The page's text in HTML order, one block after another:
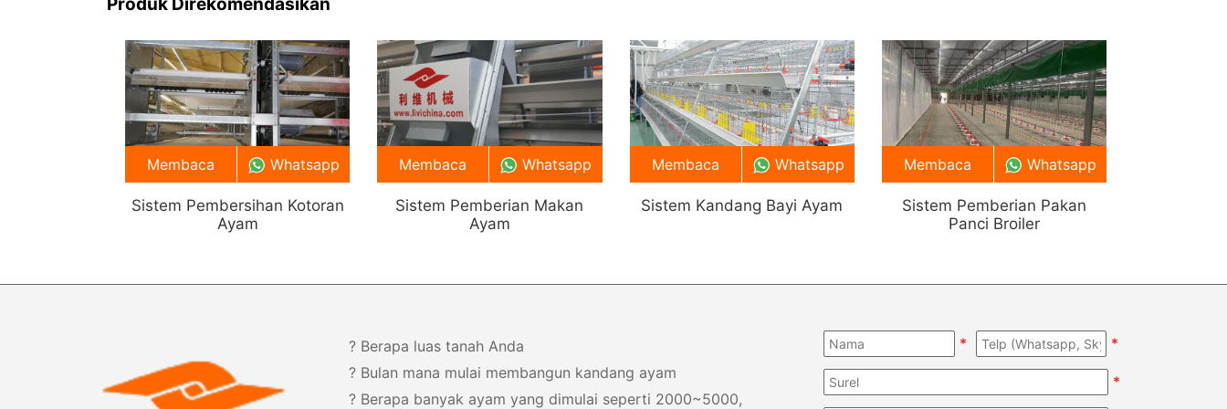
tepat saat membeli peralatan
Produk Direkomendasikan
Sistem Pembersihan Kotoran
Ayam
Membaca Whatsapp
Sistem Pemberian Makan
Ayam
Membaca Whatsapp
Sistem Kandang Bayi Ayam
Membaca Whatsapp
Sistem Pemberian Pakan
Panci Broiler
Membaca Whatsapp
? Berapa luas tanah Anda
? Bulan mana mulai membangun kandang ayam
? Berapa banyak ayam yang dimulai seperti 2000~5000,
* *
*